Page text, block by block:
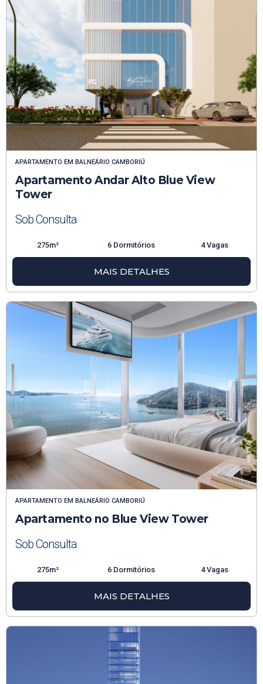
APARTAMENTO EM BALNEÁRIO CAMBORIÚ
Apartamento Andar Alto Blue View
Tower
Sob Consulta
275m² 6 Dormitórios 4 Vagas
MAIS DETALHES
APARTAMENTO EM BALNEÁRIO CAMBORIÚ
Apartamento no Blue View Tower
Sob Consulta
275m² 6 Dormitórios 4 Vagas
MAIS DETALHES